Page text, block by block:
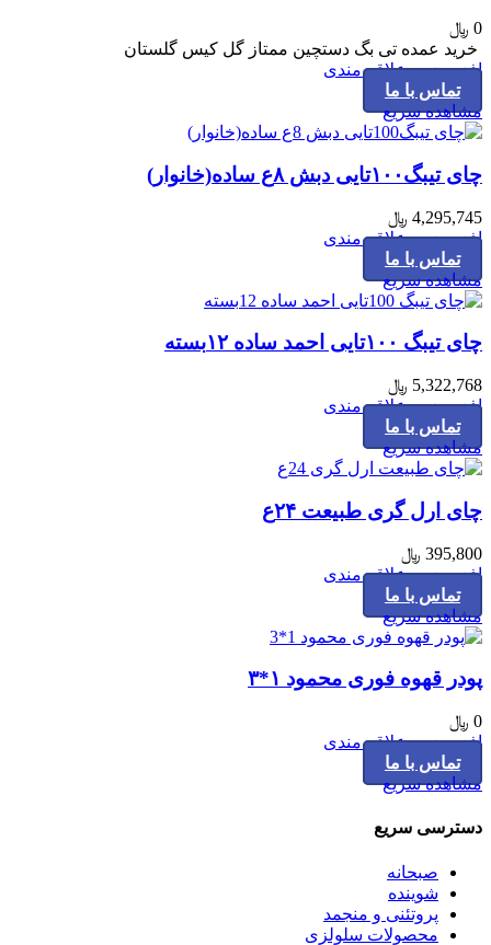
0 ﷼
خرید عمده تی بگ دستچین ممتاز گل کیس گلستان
افزودن به علاقه مندی
تماس با ما
مشاهده سریع
چای تیبگ۱۰۰تایی دبش ۸ع ساده(خانوار)
4,295,745 ﷼
افزودن به علاقه مندی
تماس با ما
مشاهده سریع
چای تیبگ ۱۰۰تایی احمد ساده ۱۲بسته
5,322,768 ﷼
افزودن به علاقه مندی
تماس با ما
مشاهده سریع
چای ارل گری طبیعت ۲۴ع
395,800 ﷼
افزودن به علاقه مندی
تماس با ما
مشاهده سریع
پودر قهوه فوری محمود ۱*۳
0 ﷼
افزودن به علاقه مندی
تماس با ما
مشاهده سریع
دسترسی سریع
صبحانه
شوینده
پروتئنی و منجمد
محصولات سلولزی